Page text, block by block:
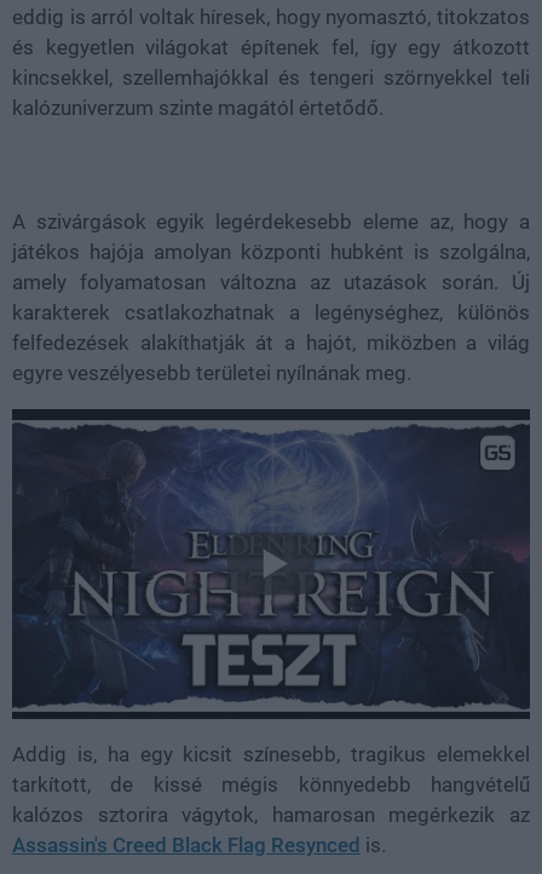
eddig is arról voltak híresek, hogy nyomasztó, titokzatos
és kegyetlen világokat építenek fel, így egy átkozott
kincsekkel, szellemhajókkal és tengeri szörnyekkel teli
kalózuniverzum szinte magától értetődő.
A szivárgások egyik legérdekesebb eleme az, hogy a
játékos hajója amolyan központi hubként is szolgálna,
amely folyamatosan változna az utazások során. Új
karakterek csatlakozhatnak a legénységhez, különös
felfedezések alakíthatják át a hajót, miközben a világ
egyre veszélyesebb területei nyílnának meg.
Addig is, ha egy kicsit színesebb, tragikus elemekkel
tarkított, de kissé mégis könnyedebb hangvételű
kalózos sztorira vágytok, hamarosan megérkezik az
Assassin's Creed Black Flag Resynced is.